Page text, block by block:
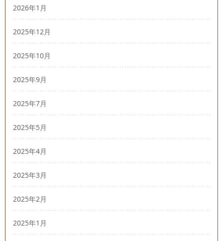
2026年1月
2025年12月
2025年10月
2025年9月
2025年7月
2025年5月
2025年4月
2025年3月
2025年2月
2025年1月